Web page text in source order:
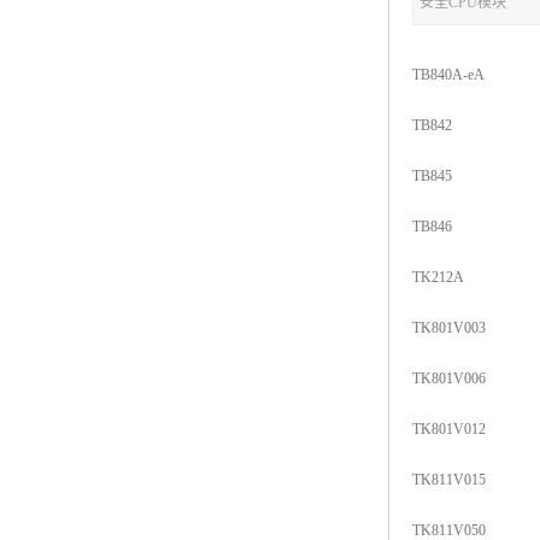
TB840A-eA
TB842
TB845
TB846
TK212A
TK801V003
TK801V006
TK801V012
TK811V015
TK811V050